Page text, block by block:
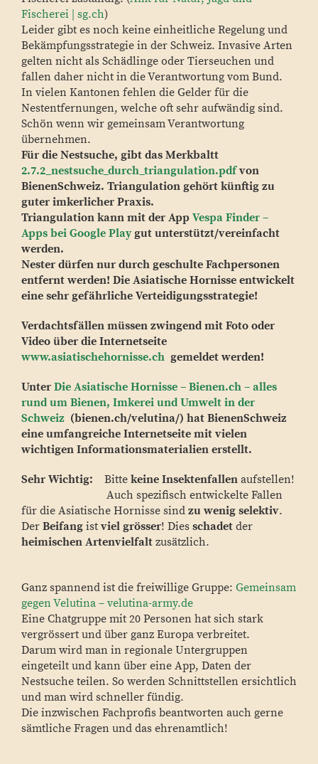
Fischerei | sg.ch)
Leider gibt es noch keine einheitliche Regelung und
Bekämpfungsstrategie in der Schweiz. Invasive Arten
gelten nicht als Schädlinge oder Tierseuchen und
fallen daher nicht in die Verantwortung vom Bund.
In vielen Kantonen fehlen die Gelder für die
Nestentfernungen, welche oft sehr aufwändig sind.
Schön wenn wir gemeinsam Verantwortung
übernehmen.
Für die Nestsuche, gibt das Merkbaltt
2.7.2_nestsuche_durch_triangulation.pdfvon
BienenSchweiz. Triangulation gehört künftig zu
guter imkerlicher Praxis.
Triangulation kann mit der App Vespa Finder –
Apps bei Google Playgut unterstützt/vereinfacht
werden.
Nester dürfen nur durch geschulte Fachpersonen
entfernt werden! Die Asiatische Hornisse entwickelt
eine sehr gefährliche Verteidigungsstrategie!
Verdachtsfällen müssen zwingend mit Foto oder
Video über die Internetseite
www.asiatischehornisse.ch gemeldet werden!
Unter Die Asiatische Hornisse – Bienen.ch – alles
rund um Bienen, Imkerei und Umwelt in der
Schweiz (bienen.ch/velutina/) hat BienenSchweiz
eine umfangreiche Internetseite mit vielen
wichtigen Informationsmaterialien erstellt.
Sehr Wichtig: Bitte keine Insektenfallen aufstellen!
Auch spezifisch entwickelte Fallen
für die Asiatische Hornisse sind zu wenig selektiv.
Der Beifang ist viel grösser! Dies schadet der
heimischen Artenvielfalt zusätzlich.
Ganz spannend ist die freiwillige Gruppe: Gemeinsam
gegen Velutina – velutina-army.de
Eine Chatgruppe mit 20 Personen hat sich stark
vergrössert und über ganz Europa verbreitet.
Darum wird man in regionale Untergruppen
eingeteilt und kann über eine App, Daten der
Nestsuche teilen. So werden Schnittstellen ersichtlich
und man wird schneller fündig.
Die inzwischen Fachprofis beantworten auch gerne
sämtliche Fragen und das ehrenamtlich!